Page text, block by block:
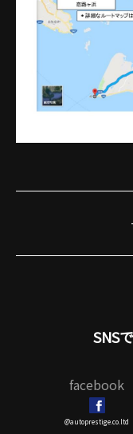
SNS
facebook
@autoprestige.co.ltd